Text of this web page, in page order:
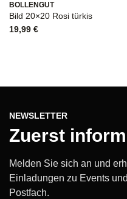
BOLLENGUT
Bild 20×20 Rosi türkis
19,99 €
NEWSLETTER
Zuerst
Melden Sie sich an und
Einladungen zu Events
Postfach.